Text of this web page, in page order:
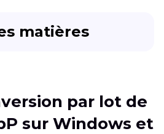
matières
convertisseurs MP4
par lot de
sur Windows et